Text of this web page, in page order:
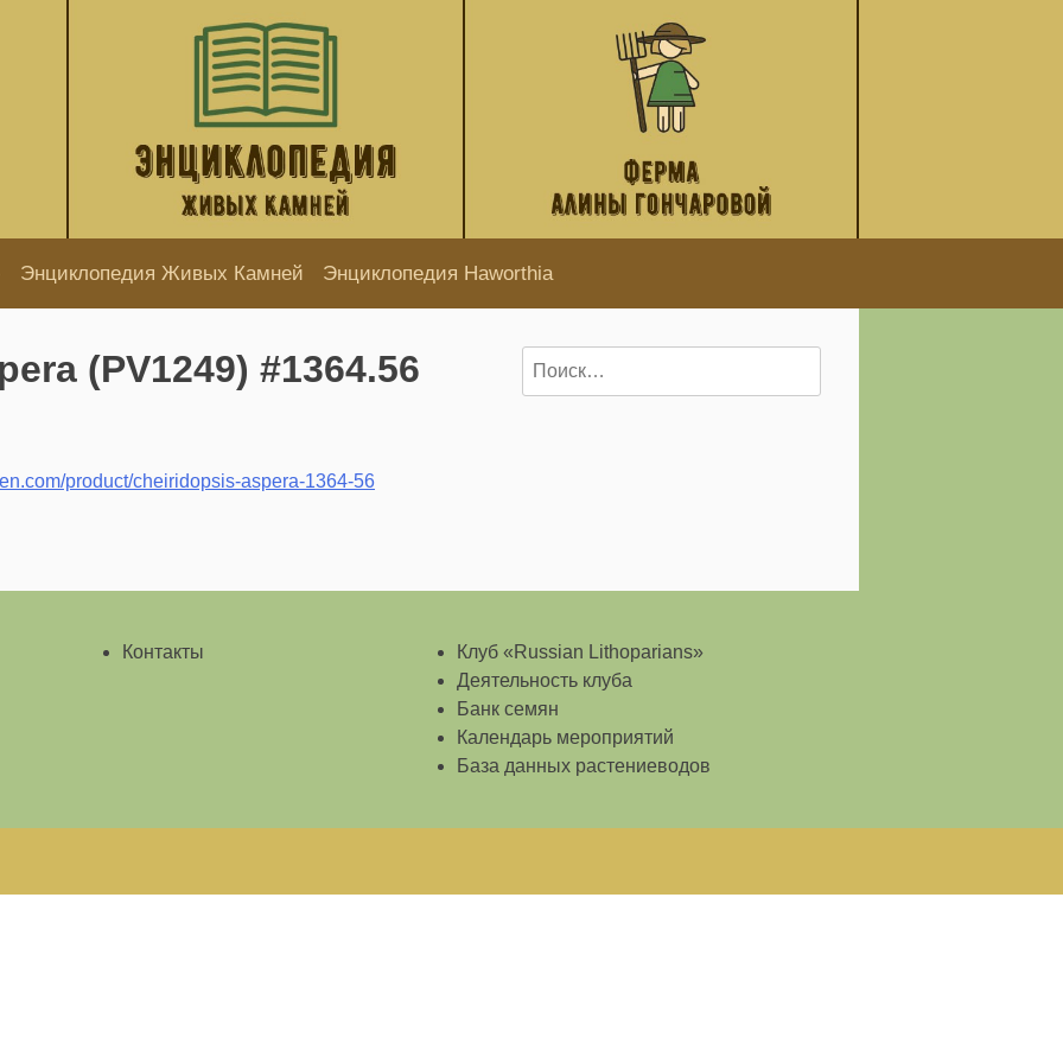
Энциклопедия Живых Камней Энциклопедия Haworthia
(PV1249) #1364.56
product/cheiridopsis-aspera-1364-56
Найти:
Контакты
Клуб «Russian Lithoparians»
Деятельность клуба
Банк семян
Календарь мероприятий
База данных растениеводов